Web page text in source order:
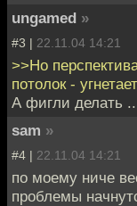
ungamed »
#3 | 22.11.04 14:21
>>Но
потолок -
А фигли делать
sam »
#4 | 22.11.04 14:21
по моему ниче
проблемы